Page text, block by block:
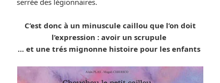
C’est donc à un minuscule caillou que l’on doit
l’expression : avoir un scrupule
… et une trés mignonne histoire pour les enfants